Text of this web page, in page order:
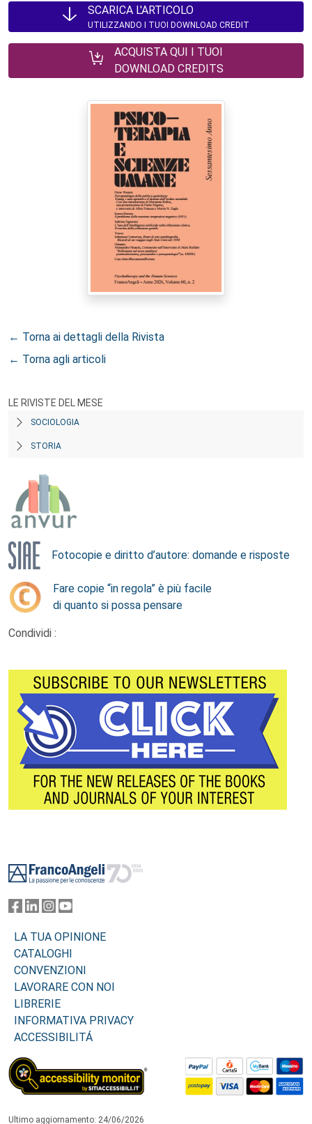
SCARICA L'ARTICOLO
UTILIZZANDO I TUOI DOWNLOAD CREDIT
ACQUISTA QUI I TUOI
DOWNLOAD CREDITS
← Torna ai dettagli della Rivista
← Torna agli articoli
LE RIVISTE DEL MESE
SOCIOLOGIA
STORIA
Fotocopie e diritto d’autore: domande e risposte
Fare copie “in regola” è più facile
di quanto si possa pensare
Condividi :
LA TUA OPINIONE
CATALOGHI
CONVENZIONI
LAVORARE CON NOI
LIBRERIE
INFORMATIVA PRIVACY
ACCESSIBILITÁ
Ultimo aggiornamento: 24/06/2026